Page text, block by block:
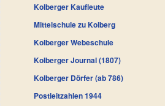
Kolberger Kaufleute
Mittelschule zu Kolberg
Kolberger Webeschule
Kolberger Journal (1807)
Kolberger Dörfer (ab 786)
Postleitzahlen 1944